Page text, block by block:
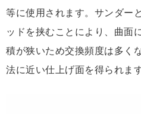
等に使用されます。サンダー
ッドを挟むことにより、曲面
積が狭いため交換頻度は多く
法に近い仕上げ面を得られます